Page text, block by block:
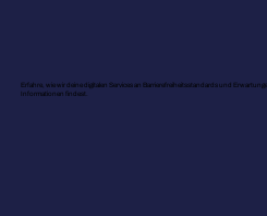
Erfahre, wie wir deine digitalen Services an Barrierefreiheitsstandards und
Informationen findest.